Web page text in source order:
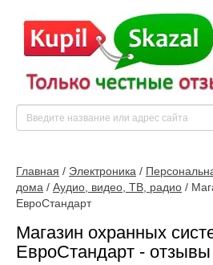
Главная / Электроника /
дома / Аудио, видео, ТВ, радио /
ЕвроСтандарт
Магазин охранных
ЕвроСтандарт - отзывы